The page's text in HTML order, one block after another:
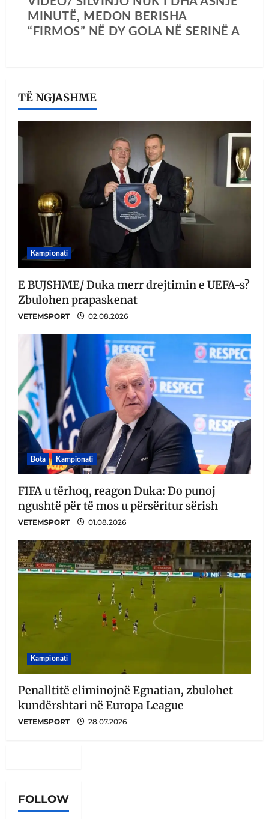
MINUTË, MEDON BERISHA
“FIRMOS” NË DY GOLA NË SERINË A
TË NGJASHME
Kampionati
E BUJSHME/ Duka merr drejtimin e UEFA-s?
Zbulohen prapaskenat
VETEMSPORT 02.08.2026
Bota Kampionati
FIFA u tërhoq, reagon Duka: Do punoj
ngushtë për të mos u përsëritur sërish
VETEMSPORT 01.08.2026
Kampionati
Penalltitë eliminojnë Egnatian, zbulohet
kundërshtari në Europa League
VETEMSPORT 28.07.2026
FOLLOW